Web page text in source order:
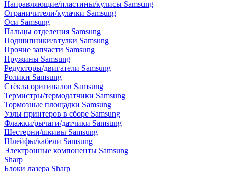
Направляющие/пластины/кулисы Samsung
Ограничители/кулачки Samsung
Оси Samsung
Пальцы отделения Samsung
Подшипники/втулки Samsung
Прочие запчасти Samsung
Пружины Samsung
Редукторы/двигатели Samsung
Ролики Samsung
Стёкла оригиналов Samsung
Термистры/термодатчики Samsung
Тормозные площадки Samsung
Узлы принтеров в сборе Samsung
Флажки/рычаги/датчики Samsung
Шестерни/шкивы Samsung
Шлейфы/кабели Samsung
Электронные компоненты Samsung
Sharp
Блоки лазера Sharp